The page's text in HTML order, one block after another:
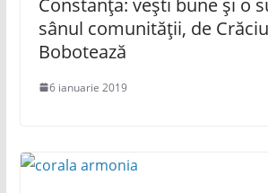
sânul comunității, de
Bobotează
6 ianuarie 2019